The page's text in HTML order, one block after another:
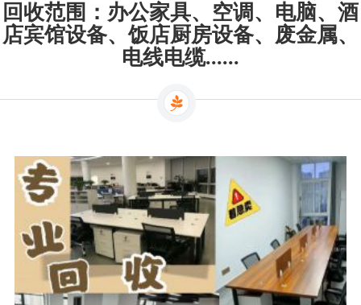
回收范围：办公家具、空调、电脑、酒
店宾馆设备、饭店厨房设备、废金属、
电线电缆......